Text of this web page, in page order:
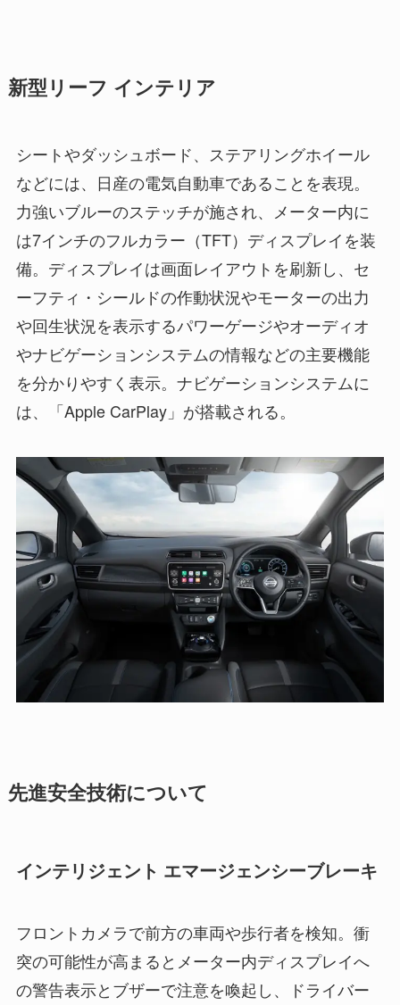
新型リーフ インテリア
シートやダッシュボード、ステアリングホイール
などには、日産の電気自動車であることを表現。
力強いブルーのステッチが施され、メーター内に
は7インチのフルカラー（TFT）ディスプレイを装
備。ディスプレイは画面レイアウトを刷新し、セ
ーフティ・シールドの作動状況やモーターの出力
や回生状況を表示するパワーゲージやオーディオ
やナビゲーションシステムの情報などの主要機能
を分かりやすく表示。ナビゲーションシステムに
は、「Apple CarPlay」が搭載される。
先進安全技術について
インテリジェント エマージェンシーブレーキ
フロントカメラで前方の車両や歩行者を検知。衝
突の可能性が高まるとメーター内ディスプレイへ
の警告表示とブザーで注意を喚起し、ドライバー